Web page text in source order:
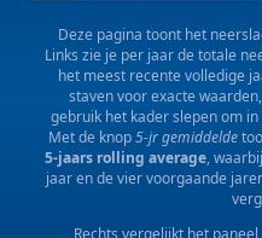
1940 1983
Deze pagina toont het
Links zie je per jaar de totale
het meest recente volledige
staven voor exacte
gebruik het kader slepen om
Met de knop5-jr gemiddelde
5-jaars rolling average,
jaar en de vier voorgaande